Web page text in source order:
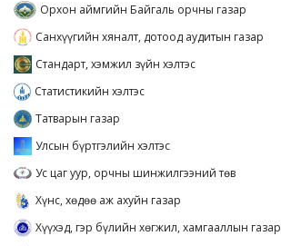
Орхон аймгийн Байгаль орчны газар
Санхүүгийн хяналт, дотоод аудитын газар
Стандарт, хэмжил зүйн хэлтэс
Статистикийн хэлтэс
Татварын газар
Улсын бүртгэлийн хэлтэс
Ус цаг уур, орчны шинжилгээний төв
Хүнс, хөдөө аж ахуйн газар
Хүүхэд, гэр бүлийн хөгжил, хамгааллын газар